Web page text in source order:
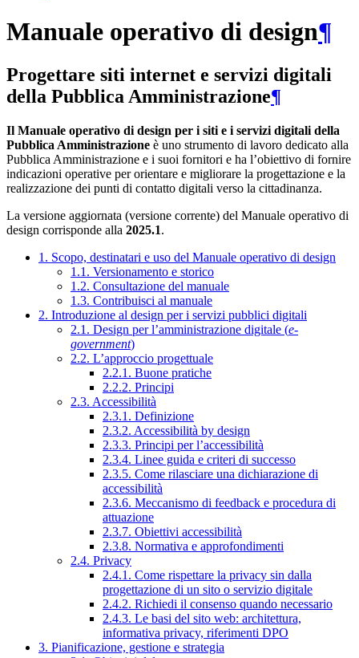
Manuale operativo di design¶
Progettare siti internet e servizi digitali
della Pubblica Amministrazione¶
Il Manuale operativo di design per i siti e i servizi digitali della
Pubblica Amministrazione è uno strumento di lavoro dedicato alla
Pubblica Amministrazione e i suoi fornitori e ha l’obiettivo di fornire
indicazioni operative per orientare e migliorare la progettazione e la
realizzazione dei punti di contatto digitali verso la cittadinanza.
La versione aggiornata (versione corrente) del Manuale operativo di
design corrisponde alla 2025.1.
1. Scopo, destinatari e uso del Manuale operativo di design
1.1. Versionamento e storico
1.2. Consultazione del manuale
1.3. Contribuisci al manuale
2. Introduzione al design per i servizi pubblici digitali
2.1. Design per l’amministrazione digitale (e-
government)
2.2. L’approccio progettuale
2.2.1. Buone pratiche
2.2.2. Principi
2.3. Accessibilità
2.3.1. Definizione
2.3.2. Accessibilità by design
2.3.3. Principi per l’accessibilità
2.3.4. Linee guida e criteri di successo
2.3.5. Come rilasciare una dichiarazione di
accessibilità
2.3.6. Meccanismo di feedback e procedura di
attuazione
2.3.7. Obiettivi accessibilità
2.3.8. Normativa e approfondimenti
2.4. Privacy
2.4.1. Come rispettare la privacy sin dalla
progettazione di un sito o servizio digitale
2.4.2. Richiedi il consenso quando necessario
2.4.3. Le basi del sito web: architettura,
informativa privacy, riferimenti DPO
3. Pianificazione, gestione e strategia